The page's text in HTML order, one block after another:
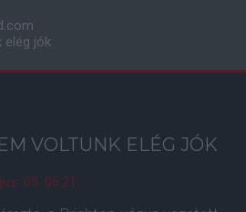
elég jók
VOLTUNK ELÉG JÓK
05. 06:21